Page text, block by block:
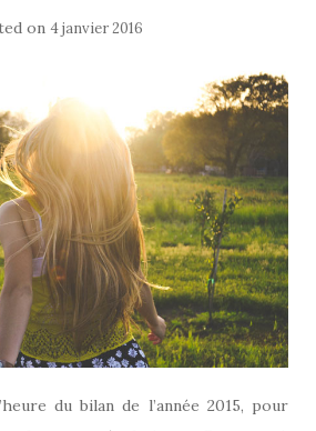
on 4 janvier 2016
du bilan de l’année 2015, pour